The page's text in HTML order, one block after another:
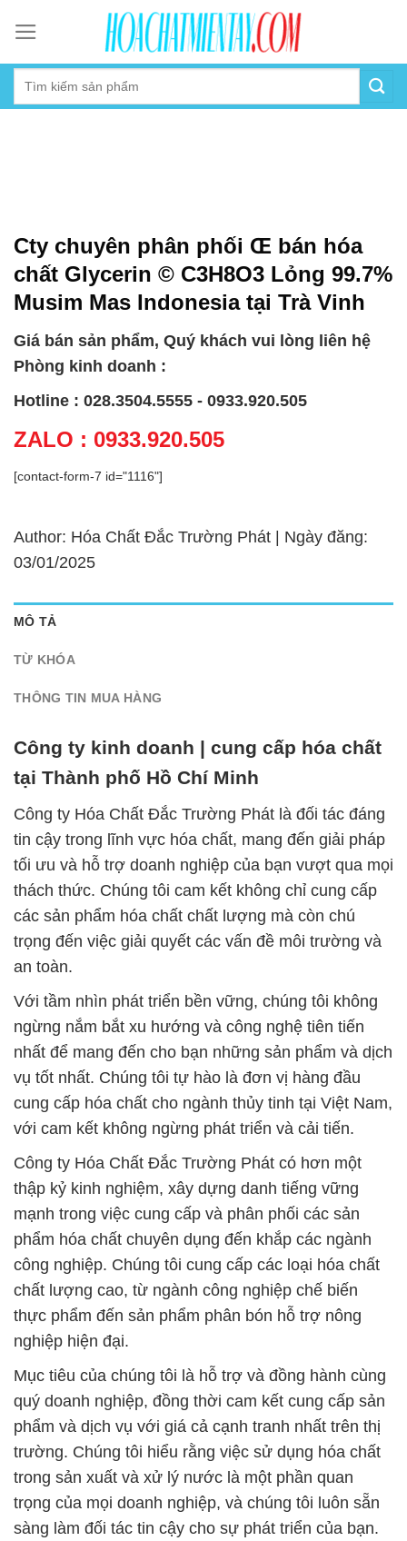
content
Cty chuyên phân phối Œ bán hóa
chất Glycerin © C3H8O3 Lỏng 99.7%
Musim Mas Indonesia tại Trà Vinh
Giá bán sản phẩm, Quý khách vui lòng liên hệ
Phòng kinh doanh :
Hotline : 028.3504.5555 - 0933.920.505
ZALO : 0933.920.505
[contact-form-7 id="1116"]
Author: Hóa Chất Đắc Trường Phát | Ngày đăng:
03/01/2025
MÔ TẢ
TỪ KHÓA
THÔNG TIN MUA HÀNG
Công ty kinh doanh | cung cấp hóa chất
tại Thành phố Hồ Chí Minh
Công ty Hóa Chất Đắc Trường Phát là đối tác đáng
tin cậy trong lĩnh vực hóa chất, mang đến giải pháp
tối ưu và hỗ trợ doanh nghiệp của bạn vượt qua mọi
thách thức. Chúng tôi cam kết không chỉ cung cấp
các sản phẩm hóa chất chất lượng mà còn chú
trọng đến việc giải quyết các vấn đề môi trường và
an toàn.
Với tầm nhìn phát triển bền vững, chúng tôi không
ngừng nắm bắt xu hướng và công nghệ tiên tiến
nhất để mang đến cho bạn những sản phẩm và dịch
vụ tốt nhất. Chúng tôi tự hào là đơn vị hàng đầu
cung cấp hóa chất cho ngành thủy tinh tại Việt Nam,
với cam kết không ngừng phát triển và cải tiến.
Công ty Hóa Chất Đắc Trường Phát có hơn một
thập kỷ kinh nghiệm, xây dựng danh tiếng vững
mạnh trong việc cung cấp và phân phối các sản
phẩm hóa chất chuyên dụng đến khắp các ngành
công nghiệp. Chúng tôi cung cấp các loại hóa chất
chất lượng cao, từ ngành công nghiệp chế biến
thực phẩm đến sản phẩm phân bón hỗ trợ nông
nghiệp hiện đại.
Mục tiêu của chúng tôi là hỗ trợ và đồng hành cùng
quý doanh nghiệp, đồng thời cam kết cung cấp sản
phẩm và dịch vụ với giá cả cạnh tranh nhất trên thị
trường. Chúng tôi hiểu rằng việc sử dụng hóa chất
trong sản xuất và xử lý nước là một phần quan
trọng của mọi doanh nghiệp, và chúng tôi luôn sẵn
sàng làm đối tác tin cậy cho sự phát triển của bạn.